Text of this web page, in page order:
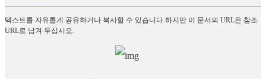
텍스트를 자유롭게 공유하거나 복사할 수 있습니다.하지만 이 문서의 URL은 참조
URL로 남겨 두십시오.